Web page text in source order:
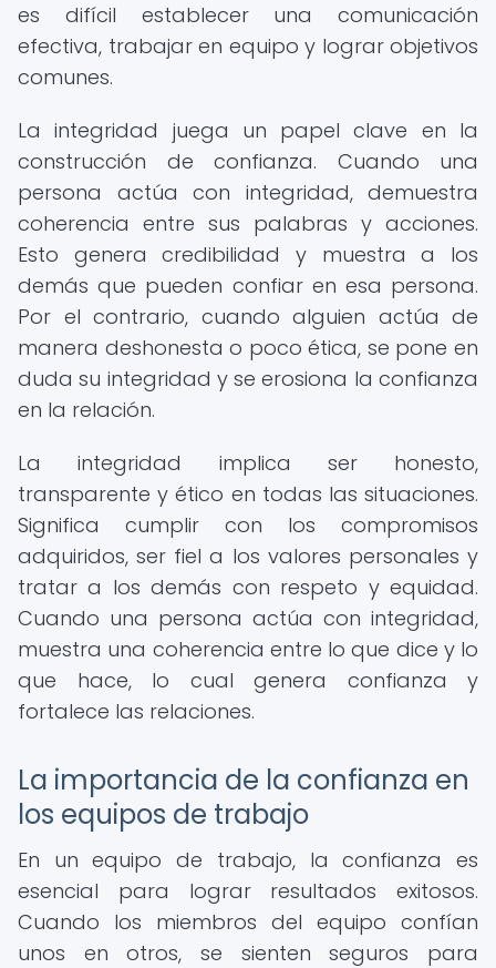
es difícil establecer una comunicación
efectiva, trabajar en equipo y lograr objetivos
comunes.
La integridad juega un papel clave en la
construcción de confianza. Cuando una
persona actúa con integridad, demuestra
coherencia entre sus palabras y acciones.
Esto genera credibilidad y muestra a los
demás que pueden confiar en esa persona.
Por el contrario, cuando alguien actúa de
manera deshonesta o poco ética, se pone en
duda su integridad y se erosiona la confianza
en la relación.
La integridad implica ser honesto,
transparente y ético en todas las situaciones.
Significa cumplir con los compromisos
adquiridos, ser fiel a los valores personales y
tratar a los demás con respeto y equidad.
Cuando una persona actúa con integridad,
muestra una coherencia entre lo que dice y lo
que hace, lo cual genera confianza y
fortalece las relaciones.
La importancia de la confianza en
los equipos de trabajo
En un equipo de trabajo, la confianza es
esencial para lograr resultados exitosos.
Cuando los miembros del equipo confían
unos en otros, se sienten seguros para